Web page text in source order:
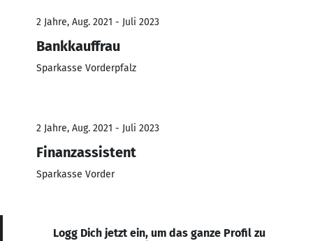
2 Jahre, Aug. 2021 - Juli 2023
Bankkauffrau
Sparkasse Vorderpfalz
2 Jahre, Aug. 2021 - Juli 2023
Finanzassistent
Sparkasse Vorder
Logg Dich jetzt ein, um das ganze Profil zu